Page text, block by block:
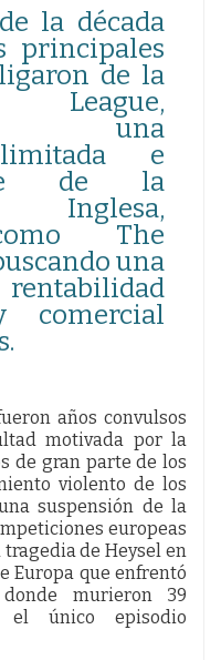
la década
principales
de la
una
e
de la
Inglesa,
The
una
comercial
años convulsos
motivada por la
de gran parte de los
violento de los
suspensión de la
europeas
de Heysel en
Europa que enfrentó
murieron 39
el único episodio